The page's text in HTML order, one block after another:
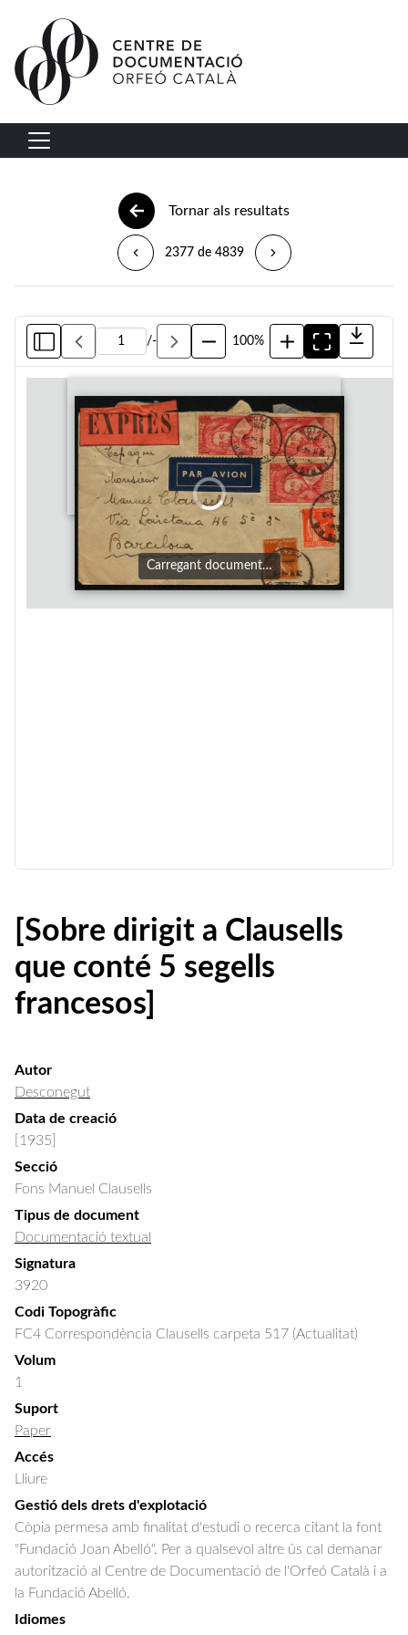
Vés al contingut
Navegació principal
Tornar als resultats
2377 de 4839
/- 100%
Carregant document…
[Sobre dirigit a Clausells
que conté 5 segells
francesos]
Autor
Desconegut
Data de creació
[1935]
Secció
Fons Manuel Clausells
Tipus de document
Documentació textual
Signatura
3920
Codi Topogràfic
FC4 Correspondència Clausells carpeta 517 (Actualitat)
Volum
1
Suport
Paper
Accés
Lliure
Gestió dels drets d'explotació
Còpia permesa amb finalitat d'estudi o recerca citant la font
"Fundació Joan Abelló". Per a qualsevol altre ús cal demanar
autorització al Centre de Documentació de l'Orfeó Català i a
la Fundació Abelló.
Idiomes